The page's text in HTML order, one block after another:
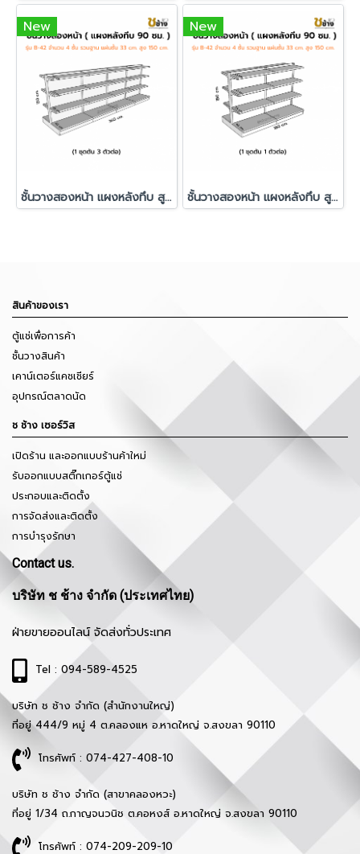
New
ชั้นวางสองหน้า แผงหลังทึบ สูง 150 ซม. 1 ชุดต้น 3 ชุดต่อ
New
ชั้นวางสองหน้า แผงหลังทึบ สูง 150 ซม. 1 ชุดต้น 1 ชุดต่อ
สินค้าของเรา
ตู้แช่เพื่อการค้า
ชั้นวางสินค้า
เคาน์เตอร์แคชเชียร์
อุปกรณ์ตลาดนัด
ช ช้าง เซอร์วิส
เปิดร้าน และออกแบบร้านค้าใหม่
รับออกแบบสติ๊กเกอร์ตู้แช่
ประกอบและติดตั้ง
การจัดส่งและติดตั้ง
การบำรุงรักษา
Contact us.
บริษัท ช ช้าง จำกัด (ประเทศไทย)
ฝ่ายขายออนไลน์ จัดส่งทั่วประเทศ
Tel : 094-589-4525
บริษัท ช ช้าง จำกัด (สำนักงานใหญ่)
ที่อยู่ 444/9 หมู่ 4 ต.คลองแห อ.หาดใหญ่ จ.สงขลา 90110
โทรศัพท์ : 074-427-408-10
บริษัท ช ช้าง จำกัด (สาขาคลองหวะ)
ที่อยู่ 1/34 ถ.กาญจนวนิช ต.คอหงส์ อ.หาดใหญ่ จ.สงขลา 90110
โทรศัพท์ : 074-209-209-10